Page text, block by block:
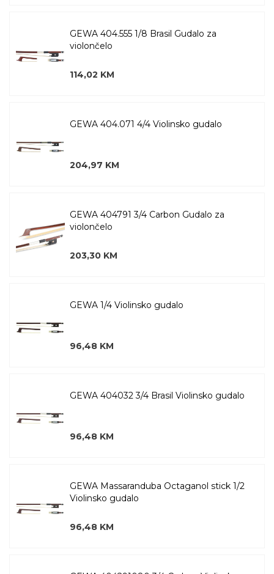
GEWA 404.555 1/8 Brasil Gudalo za
violončelo
114,02 KM
GEWA 404.071 4/4 Violinsko gudalo
204,97 KM
GEWA 404791 3/4 Carbon Gudalo za
violončelo
203,30 KM
GEWA 1/4 Violinsko gudalo
96,48 KM
GEWA 404032 3/4 Brasil Violinsko gudalo
96,48 KM
GEWA Massaranduba Octaganol stick 1/2
Violinsko gudalo
96,48 KM